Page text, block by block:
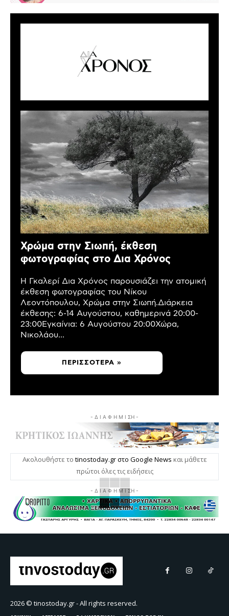
Χρώμα στην Σιωπή, έκθεση
φωτογραφίας στο Δια Χρόνος
Η Γκαλερί Δια Χρόνος παρουσιάζει την ατομική
έκθεση φωτογραφίας του Νίκου
Λεοντόπουλου, Χρώμα στην Σιωπή.Διάρκεια
έκθεσης: 6-14 Αυγούστου, καθημερινά 20:00-
23:00Εγκαίνια: 6 Αυγούστου 20:00Χώρα,
Νικολάου...
ΠΕΡΙΣΣΌΤΕΡΑ »
- Δ Ι Α Φ Η Μ Ι ΣΗ -
Ακολουθήστε το tinostoday.gr στο Google News και μάθετε
πρώτοι όλες τις ειδήσεις
- Δ Ι Α Φ Η Μ Ι ΣΗ -
2026 © tinostoday.gr - All rights reserved.